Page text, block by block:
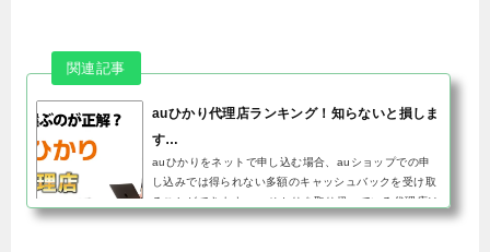
auひかり代理店ランキング！知らないと損しま
す…
auひかりをネットで申し込む場合、auショップでの申
し込みでは得られない多額のキャッシュバックを受け取
ることができます。auひかりを取り扱っている代理店は
複数ありますが、それぞれでキャッシュバックの金額が